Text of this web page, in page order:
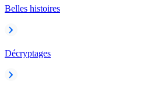
Belles histoires
Décryptages